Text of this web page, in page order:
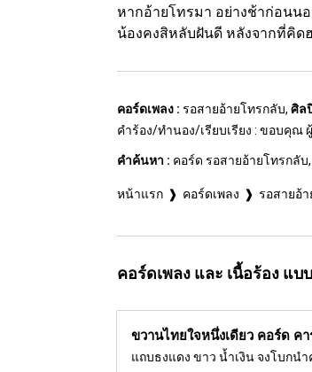
หากอ้ายโทรมา อย่างช้าก่อนน
น้องคงสิหลับฝันดี หลังจากที่คิด
คอร์ดเพลง : รอสายอ้ายโทรกลับ, ศิล
คำร้อง/ทำนอง/เรียบเรียง : ขอบคุณ
คำค้นหา : คอร์ด รอสายอ้ายโทรกลับ
หน้าแรก คอร์ดเพลง รอสายอ้
คอร์ดเพลง และ เนื้อร้อง แบ
ขวานไทยใจหนึ่งเดียว คอร์ด คา
แถบธงแดง ขาว น้ำเงิน จงโบกน